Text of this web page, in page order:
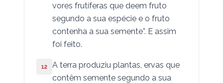
Sofonias
Ageu
Malaquias
vores frutíferas que deem fruto
segundo a sua espécie e o fruto
contenha a sua semente”. E assim
foi feito.
12
A terra pro­duziu plantas, ervas que
contêm semente segundo a sua